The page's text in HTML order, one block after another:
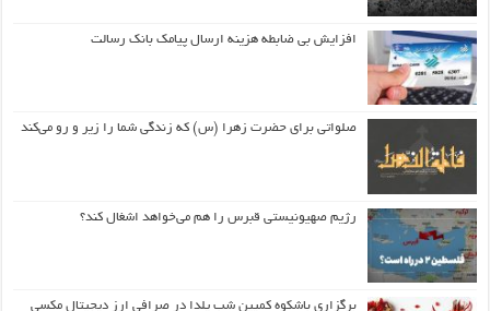
افزایش بی ضابطه هزینه ارسال پیامک بانک رسالت
صلواتی برای حضرت زهرا (س) که زندگی شما را زیر و رو می‌کند
رژیم صهیونیستی قبرس را هم می‌خواهد اشغال کند؟
برگزاری باشکوه کمپین شب یلدا در صرافی ارز دیجیتال مکسی